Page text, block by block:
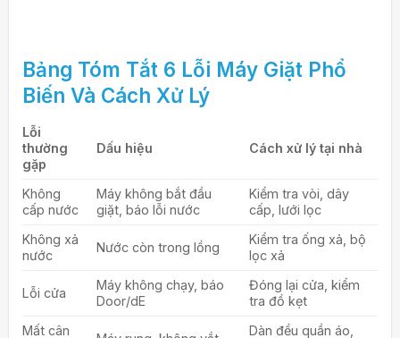
Bảng Tóm Tắt 6 Lỗi Máy Giặt Phổ
Biến Và Cách Xử Lý
Lỗi
thường
gặp
Dấu hiệu Cách xử lý tại nhà
Không
cấp nước
Máy không bắt đầu
giặt, báo lỗi nước
Kiểm tra vòi, dây
cấp, lưới lọc
Không xả
nước
Nước còn trong lồng
Kiểm tra ống xả, bộ
lọc xả
Lỗi cửa
Máy không chạy, báo
Door/dE
Đóng lại cửa, kiểm
tra đồ kẹt
Mất cân
Dàn đều quần áo,